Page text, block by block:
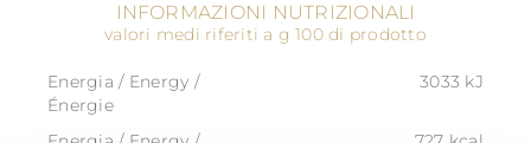
INFORMAZIONI NUTRIZIONALI
valori medi riferiti a g 100 di prodotto
Energia / Energy /
Énergie
3033 kJ